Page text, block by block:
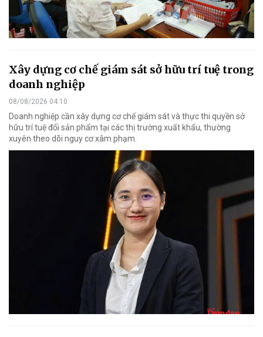
Xây dựng cơ chế giám sát sở hữu trí tuệ trong
doanh nghiệp
08/08/2026 04:10
Doanh nghiệp cần xây dựng cơ chế giám sát và thực thi quyền sở
hữu trí tuệ đối sản phẩm tại các thị trường xuất khẩu, thường
xuyên theo dõi nguy cơ xâm phạm.